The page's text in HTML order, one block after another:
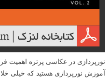
نورپردازی در عکاسی پرتره اهمیت
آموزش نورپردازی هستید که خیلی